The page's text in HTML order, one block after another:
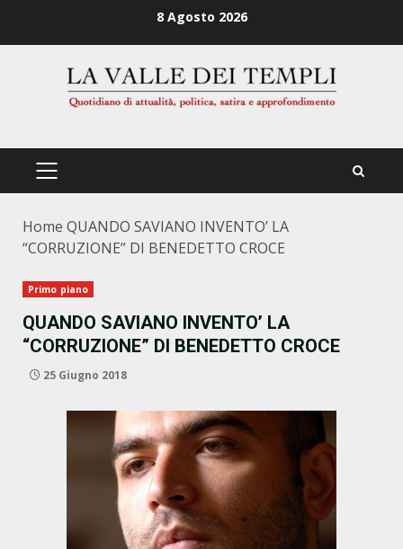
8 Agosto 2026
PRIMÄRES
Home QUANDO SAVIANO INVENTO’ LA
“CORRUZIONE” DI BENEDETTO CROCE
Primo piano
QUANDO SAVIANO INVENTO’ LA
“CORRUZIONE” DI BENEDETTO CROCE
25 Giugno 2018